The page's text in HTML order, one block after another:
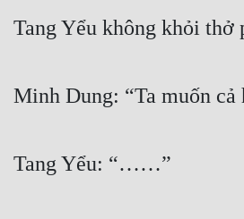
Tang Yểu không khỏi thở
Minh Dung: “Ta muốn cả
Tang Yểu: “……”